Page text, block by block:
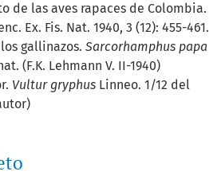
de las aves rapaces de Colombia.
Ex. Fis. Nat. 1940, 3 (12): 455-461.
gallinazos. Sarcorhamphus papa
(F.K. Lehmann V. II-1940)
Vultur gryphus Linneo. 1/12 del